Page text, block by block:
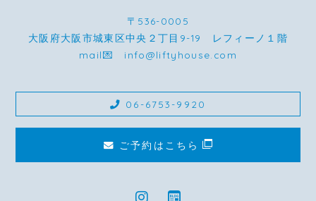
〒536-0005
大阪府大阪市城東区中央２丁目9-19 レフィーノ１階
mail💌 info@liftyhouse.com
06-6753-9920
ご予約はこちら